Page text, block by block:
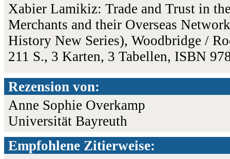
Xabier Lamikiz: Trade and Trust in
Merchants and their Overseas
History New Series), Woodbridge /
211 S., 3 Karten, 3 Tabellen, ISBN
Rezension von:
Anne Sophie Overkamp
Universität Bayreuth
Empfohlene Zitierweise: